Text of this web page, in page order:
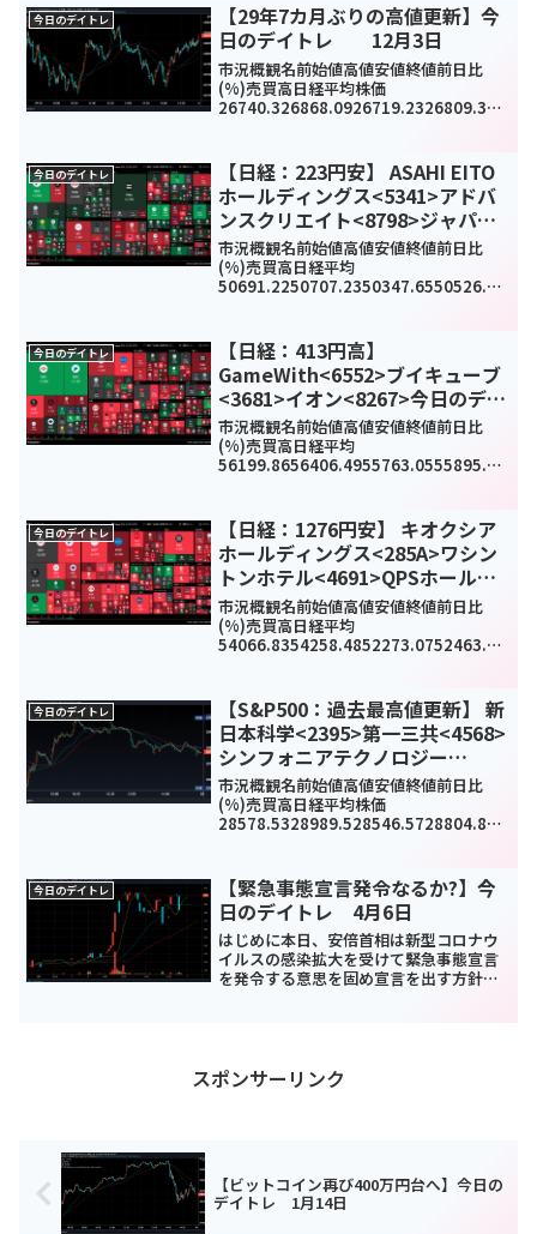
今日のデイトレ
【29年7カ月ぶりの高値更新】今
日のデイトレ 12月3日
市況概観名前始値高値安値終値前日比
(%)売買高日経平均株価
26740.326868.0926719.2326809.378
今日のデイトレ
【日経：223円安】 ASAHI EITO
ホールディングス<5341>アドバ
ンスクリエイト<8798>ジャパ
ン・ティッシュエンジニアリング
<7774>今日のデイトレ12月29日
市況概観名前始値高値安値終値前日比
(%)売買高日経平均
50691.2250707.2350347.6550526.92
409.093426.523.46(0.1%)18609...
今日のデイトレ
【日経：413円高】
GameWith<6552>ブイキューブ
<3681>イオン<8267>今日のデイ
トレ4月9日
市況概観名前始値高値安値終値前日比
(%)売買高日経平均
56199.8656406.4955763.0555895.32
37.573741.47-33.83(-0.9%)248...
今日のデイトレ
【日経：1276円安】 キオクシア
ホールディングス<285A>ワシン
トンホテル<4691>QPSホールデ
ィングス<464A>今日のデイトレ4
月2日
市況概観名前始値高値安値終値前日比
(%)売買高日経平均
54066.8354258.4852273.0752463.27
3602.063611.67-59.23(-1.61%)...
今日のデイトレ
【S&P500：過去最高値更新】 新
日本科学<2395>第一三共<4568>
シンフォニアテクノロジー
<6507>今日のデイトレ10月22日
市況概観名前始値高値安値終値前日比
(%)売買高日経平均株価
28578.5328989.528546.5728804.859
今日のデイトレ
【緊急事態宣言発令なるか?】今
日のデイトレ 4月6日
はじめに本日、安倍首相は新型コロナウ
イルスの感染拡大を受けて緊急事態宣言
を発令する意思を固め宣言を出す方針だ
スポンサーリンク
【ビットコイン再び400万円台へ】今日の
デイトレ 1月14日